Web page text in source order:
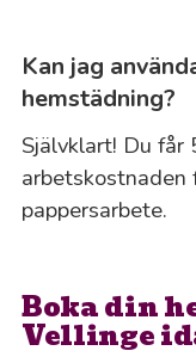
Kan jag
hemstädning?
Självklart! Du får
pappersarbete.
Boka din
Vellinge